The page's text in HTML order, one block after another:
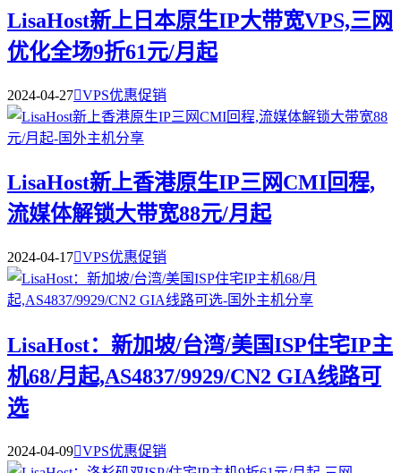
LisaHost新上日本原生IP大带宽VPS,三网
优化全场9折61元/月起
2024-04-27VPS优惠促销
LisaHost新上香港原生IP三网CMI回程,
流媒体解锁大带宽88元/月起
2024-04-17VPS优惠促销
LisaHost：新加坡/台湾/美国ISP住宅IP主
机68/月起,AS4837/9929/CN2 GIA线路可
选
2024-04-09VPS优惠促销